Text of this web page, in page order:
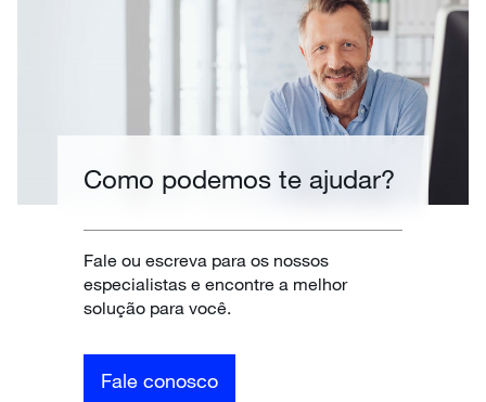
Como podemos te ajudar?
Fale ou escreva para os nossos
especialistas e encontre a melhor
solução para você.
Fale conosco